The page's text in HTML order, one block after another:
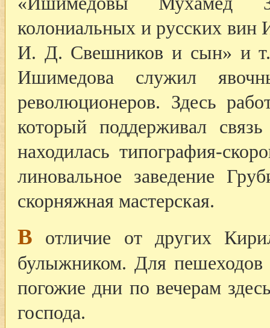
колониальных и русских
И. Д. Свешников и сын» и т.
Ишимедова служил
революционеров. Здесь
который поддерживал
находилась типография-
линовальное заведение
скорняжная мастерская.
В отличие от других
булыжником. Для
погожие дни по вечерам
господа.